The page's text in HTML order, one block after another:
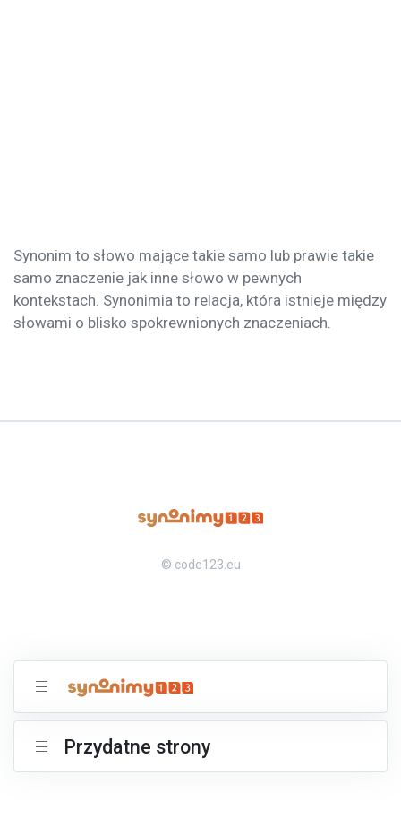
Synonim to słowo mające takie samo lub prawie takie
samo znaczenie jak inne słowo w pewnych
kontekstach. Synonimia to relacja, która istnieje między
słowami o blisko spokrewnionych znaczeniach.
© code123.eu
Przydatne strony